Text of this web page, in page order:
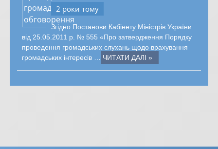
2 роки тому
Згідно Постанови Кабінету Міністрів України
від 25.05.2011 р. № 555 «Про затвердження Порядку
проведення громадських слухань щодо врахування
громадських інтересів …
ЧИТАТИ ДАЛІ »